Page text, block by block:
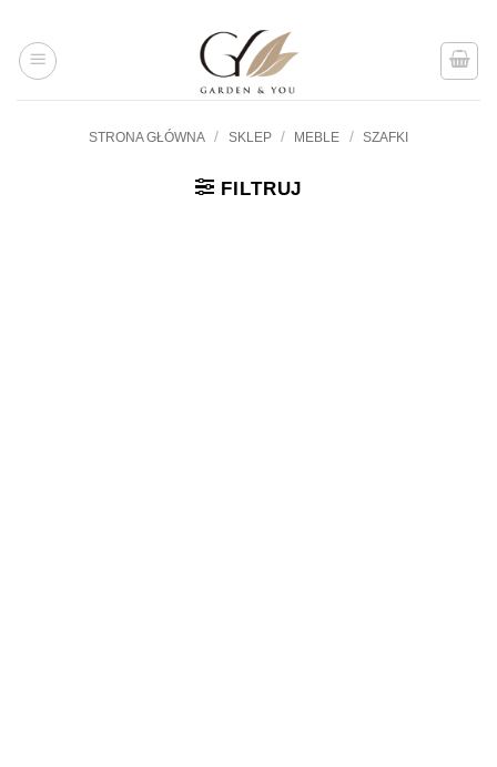
treści
STRONA GŁÓWNA / SKLEP / MEBLE / SZAFKI
FILTRUJ